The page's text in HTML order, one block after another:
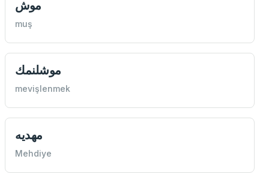
موش
muş
موشلنمك
mevişlenmek
مهديه
Mehdiye